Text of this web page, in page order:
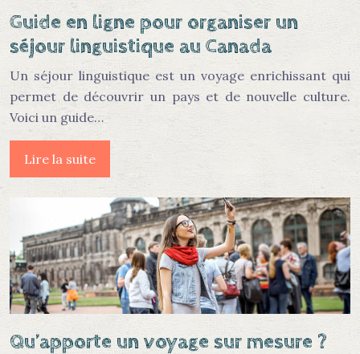
Guide en ligne pour organiser un
séjour linguistique au Canada
Un séjour linguistique est un voyage enrichissant qui
permet de découvrir un pays et de nouvelle culture.
Voici un guide…
Lire la suite
Qu’apporte un voyage sur mesure ?